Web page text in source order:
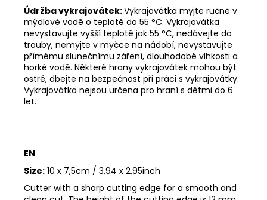
Údržba vykrajovátek:Vykrajovátka myjte ručně v
mýdlové vodě o teplotě do 55 °C. Vykrajovátka
nevystavujte vyšší teplotě jak 55 °C, nedávejte do
trouby, nemyjte v myčce na nádobí, nevystavujte
přímému slunečnímu záření, dlouhodobé vlhkosti a
horké vodě. Některé hrany vykrajovátek mohou být
ostré, dbejte na bezpečnost při práci s vykrajovátky.
Vykrajovátka nejsou určena pro hraní s dětmi do 6
let.
EN
Size: 10 x 7,5cm / 3,94 x 2,95inch
Cutter with a sharp cutting edge for a smooth and